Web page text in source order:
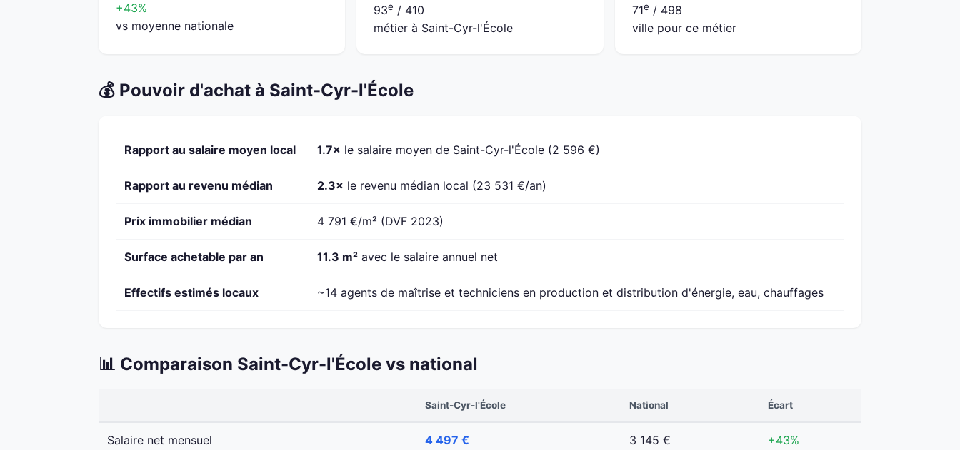
+43%
vs moyenne nationale
93e / 410
métier à Saint-Cyr-l'École
71e / 498
ville pour ce métier
💰 Pouvoir d'achat à Saint-Cyr-l'École
Rapport au salaire moyen local 1.7× le salaire moyen de Saint-Cyr-l'École (2 596 €)
Rapport au revenu médian 2.3× le revenu médian local (23 531 €/an)
Prix immobilier médian 4 791 €/m² (DVF 2023)
Surface achetable par an 11.3 m² avec le salaire annuel net
Effectifs estimés locaux ~14 agents de maîtrise et techniciens en production et distribution d'énergie, eau, chauffages
📊 Comparaison Saint-Cyr-l'École vs national
Saint-Cyr-l'École National Écart
Salaire net mensuel 4 497 € 3 145 € +43%